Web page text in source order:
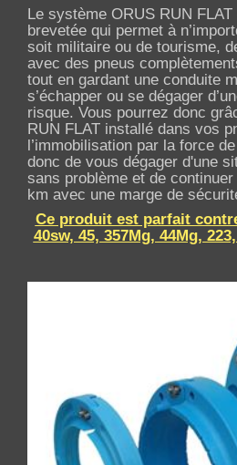
Le système ORUS RUN
brevetée qui permet à
soit militaire ou de tourisme,
avec des pneus
tout en gardant une conduite
s’échapper ou se dégager
risque. Vous pourrez donc
RUN FLAT installé dans vos
l’immobilisation par la force
donc de vous dégager d'une
sans problème et de
km avec une marge de
Ce produit est parfait
40sw, 45, 357Mg, 44Mg,